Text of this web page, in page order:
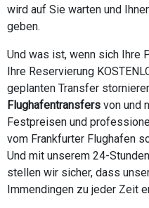
wird auf Sie warten und
geben.
Und was ist, wenn sich Ihre
Ihre Reservierung
geplanten Transfer
Flughafentransfers von und
Festpreisen und
vom Frankfurter Flughafen
Und mit unserem 24-
stellen wir sicher, dass
Immendingen zu jeder Zeit